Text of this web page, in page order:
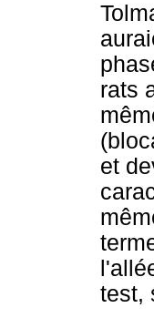
rats
et
test,